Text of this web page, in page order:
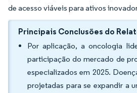
de acesso viáveis para ativos
Principais Conclusões do
Por aplicação, a oncologia
participação do mercado de
especializados em 2025.
projetadas para se expandir a